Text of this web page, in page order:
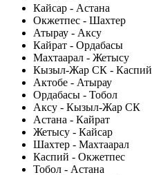
Кайсар - Астана
Окжетпес - Шахтер
Атырау - Аксу
Кайрат - Ордабасы
Махтаарал - Жетысу
Кызыл-Жар СК - Каспий
Актобе - Атырау
Ордабасы - Тобол
Аксу - Кызыл-Жар СК
Астана - Кайрат
Жетысу - Кайсар
Шахтер - Махтаарал
Каспий - Окжетпес
Тобол - Астана